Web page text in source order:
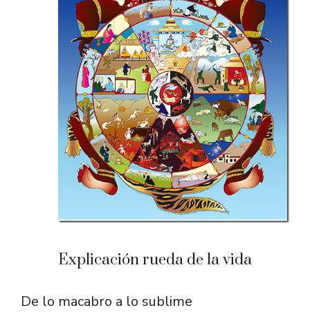
Explicación rueda de la vida
De lo macabro a lo sublime